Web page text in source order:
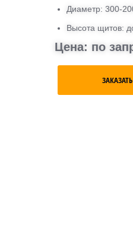
Диаметр: 300-
Высота щитов:
Цена: по
ЗАКАЗАТЬ